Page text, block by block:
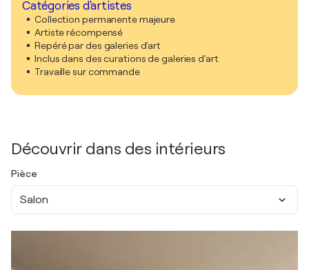
Catégories d'artistes
Collection permanente majeure
Artiste récompensé
Repéré par des galeries d'art
Inclus dans des curations de galeries d'art
Travaille sur commande
Découvrir dans des intérieurs
Pièce
Salon